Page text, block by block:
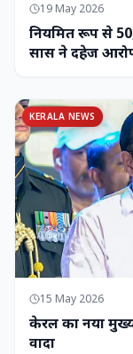
19 May 2026
नियमित रूप से
सास ने दहेज
KERALA NEWS
15 May 2026
केरल का नया
वादा